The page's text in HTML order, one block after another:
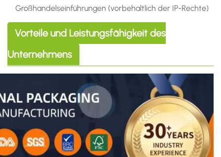
Großhandelseinführungen (vorbehaltlich der IP-Rechte)
Vorteile und Leistungsfähigkeit des
Unternehmens